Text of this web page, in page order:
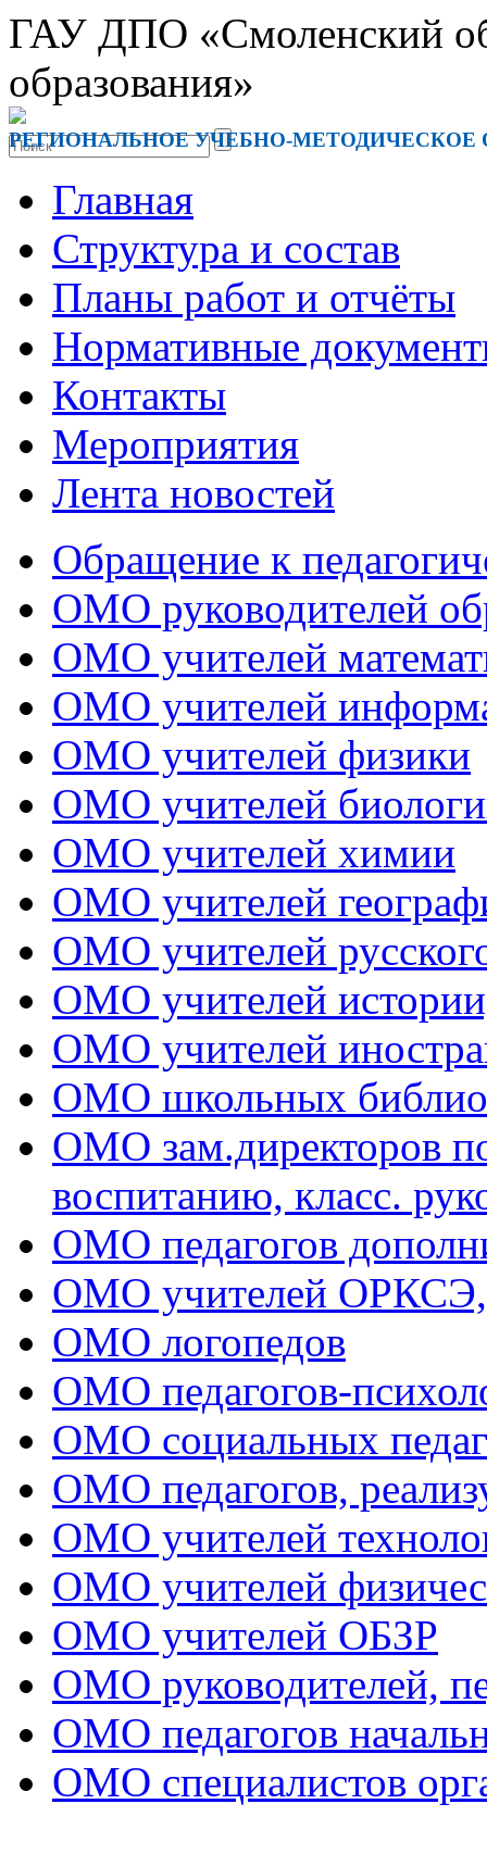
ГАУ ДПО «Смоленский
образования»
РЕГИОНАЛЬНОЕ УЧЕБНО-МЕТОДИЧЕСКОЕ
Главная
Структура и состав
Планы работ и отчёты
Нормативные
Контакты
Мероприятия
Лента новостей
Обращение к
ОМО руководителей
ОМО учителей
ОМО учителей
ОМО учителей физики
ОМО учителей
ОМО учителей химии
ОМО учителей
ОМО учителей
ОМО учителей
ОМО учителей
ОМО школьных
ОМО зам.директоров
воспитанию, класс.
ОМО педагогов
ОМО учителей
ОМО логопедов
ОМО педагогов-
ОМО социальных
ОМО педагогов,
ОМО учителей
ОМО учителей
ОМО учителей ОБЗР
ОМО руководителей,
ОМО педагогов
ОМО специалистов